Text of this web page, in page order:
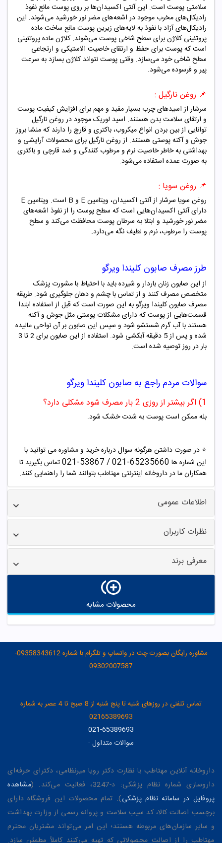
سلامتی پوست است. این آنتی اکسیدان‌ها بر روی پوست مانع نفوذ
رادیکال‌های مخرب موجود در اشعه‌های مضر نور خورشید می‌شوند. این
رادیکال‌های آزاد با نفوذ به لایه‌های زیرین پوست مانع ساخت ماده
پروتئینی کلاژن برای سطح شاخی پوست می‌شوند. کلاژن ماده پروتئینی
است که پوست برای حفظ و ارتقای خاصیت الاستیکی و ارتجاعی
سطح شاخی خود می‌سازد. وقتی پوست نتواند کلاژن بسازد به سرعت
پیر و فرسوده می‌شود.
📌 روغن نارگیل :
سرشار از اسیدهای چرب بسیار مفید و مهم برای افزایش کیفیت پوست
و ارتقای سلامت بدن هستند. اسید لوریک موجود در روغن نارگیل
توانایی از بین بردن انواع میکروب، باکتری و قارچ را دارند که منشا بروز
جوش و آکنه پوستی هستند. از روغن نارگیل برای محصولات آرایشی و
بهداشتی به خاطر خاصیت نرم و مرطوب کنندگی و ضد قارچی و باکتری
به صورت عمده استفاده می‌شود.
📌 روغن سویا :
روغن سویا سرشار از آنتی اکسیدان، ویتامین E و B است. ویتامین E
دارای آنتی اکسیدان‌هایی است که سطح پوست را از نفوذ اشعه‌های
مضر نور خورشید و ابتلا به سرطان پوست محافظت می‌کند و سطح
پوست را مرطوب، نرم و لطیف نگه می‌دارد.
طرز مصرف صابون کلیندا ویرگو
از این صابون زنان باردار و شیرده باید با احتیاط با مشورت پزشک
متخصص مصرف کنند و از تماس با چشم و دهان جلوگیری شود. طریقه
مصرف صابون کلیندا ویرگو به این صورت است که قبل از استفاده ابتدا
قسمت‌هایی از پوست که دارای مشکلات پوستی مثل جوش و آکنه
هستند با آب گرم شستشو شود و سپس این صابون بر آن نواحی مالیده
شده و پس از 5 دقیقه آبکشی شود. استفاده از این صابون برای 2 تا 3
بار در روز توصیه شده است.
سوالات مردم راجع به صابون کلیندا ویرگو
1) اگر بیشتر از روزی 2 بار مصرف شود مشکلی دارد؟
بله ممکن است پوست به شدت خشک شود.
⭐️ در صورت داشتن هرگونه سوال درباره خرید و مشاوره می توانید با
این شماره ها 65235660-021
/
53867-021
تماس بگیرید تا
همکاران ما در داروخانه اینترنتی مهتاطب بتوانند شما را راهنمایی کنند.
اطلاعات عمومی
نظرات کاربران
معرفی برند
محصولات مشابه
مشاوره رایگان بصورت چت در واتساپ و تلگرام با شماره 09358343612-
09302007587
تماس تلفنی در روزهای شنبه تا پنج شنبه از 8 صبح تا 4 عصر به شماره
02165389693
021-65389693
سوالات متداول-
داروخانه آنلاین مهتاطب با نظارت دکتر رویا میرنظامی، دکترای حرفه‌ای
داروسازی شماره نظام پزشکی: د-3247، فعالیت می‌کند. (
مشاهده
پروفایل در سامانه نظام پزشکی). تمام محصولات این فروشگاه دارای
برچسب اصالت کالا، کد سیب سلامت و پروانه رسمی از وزارت بهداشت
و سایر سازمان‌های مربوطه هستند؛ این امر می‌تواند مشتریان محترم
مهتاطب را از اصالت محصولاتی که تهیه می‌کنند کاملاً مطمئن سازد.